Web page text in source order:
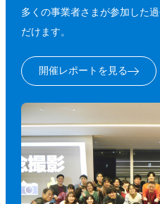
多くの事業者さまが参加した
だけます。
開催レポートを見る